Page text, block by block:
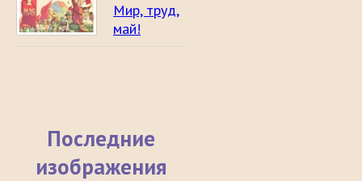
Мир, труд,
май!
Последние
изображения